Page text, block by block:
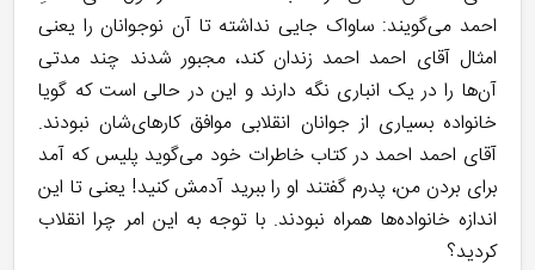
احمد می‌گویند: ساواک جایی نداشته تا آن نوجوانان را یعنی
امثال آقای احمد احمد زندان کند، مجبور شدند چند مدتی
آن‌ها را در یک انباری نگه دارند و این در حالی است که گویا
خانواده بسیاری از جوانان انقلابی موافق کارهای‌شان نبودند.
آقای احمد احمد در کتاب خاطرات خود می‌گوید پلیس که آمد
برای بردن من، پدرم گفتند او را ببرید آدمش کنید! یعنی تا این
اندازه خانواده‌ها همراه نبودند. با توجه به این امر چرا انقلاب
کردید؟